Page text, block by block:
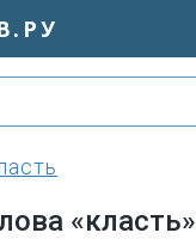
«класть»